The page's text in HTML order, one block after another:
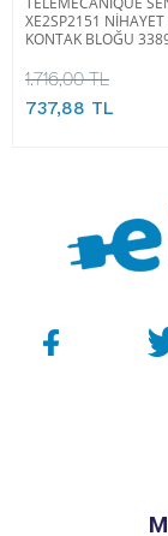
XE2SP2151 NİHAYET
KONTAK BLOĞU
1.716,00 TL
737,88 TL